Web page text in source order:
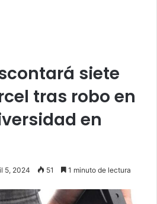
siete
tras robo en
en
5, 2024 51 1 minuto de lectura